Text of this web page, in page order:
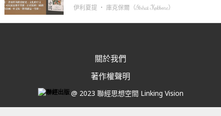
伊利夏提 ‧ 庫克保爾（Ilshat Kokbore）
關於我們
著作權聲明
@ 2023 聯經思想空間 Linking Vision